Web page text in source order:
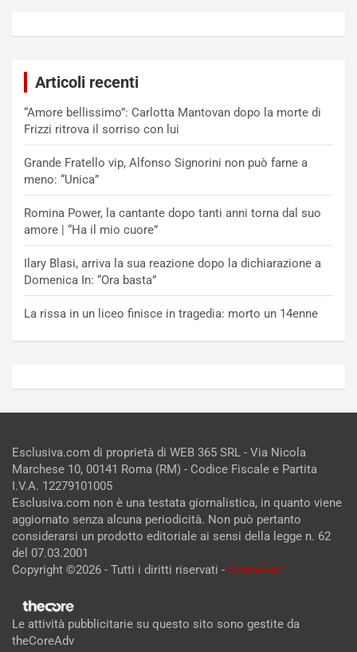
Articoli recenti
“Amore bellissimo”: Carlotta Mantovan dopo la morte di
Frizzi ritrova il sorriso con lui
Grande Fratello vip, Alfonso Signorini non può farne a
meno: “Unica”
Romina Power, la cantante dopo tanti anni torna dal suo
amore | “Ha il mio cuore”
Ilary Blasi, arriva la sua reazione dopo la dichiarazione a
Domenica In: “Ora basta”
La rissa in un liceo finisce in tragedia: morto un 14enne
Esclusiva.com di proprietà di WEB 365 SRL - Via Nicola
Marchese 10, 00141 Roma (RM) - Codice Fiscale e Partita
I.V.A. 12279101005
Esclusiva.com non è una testata giornalistica, in quanto viene
aggiornato senza alcuna periodicità. Non può pertanto
considerarsi un prodotto editoriale ai sensi della legge n. 62
del 07.03.2001
Copyright ©2026 - Tutti i diritti riservati - Contattaci
Le attività pubblicitarie su questo sito sono gestite da
theCoreAdv